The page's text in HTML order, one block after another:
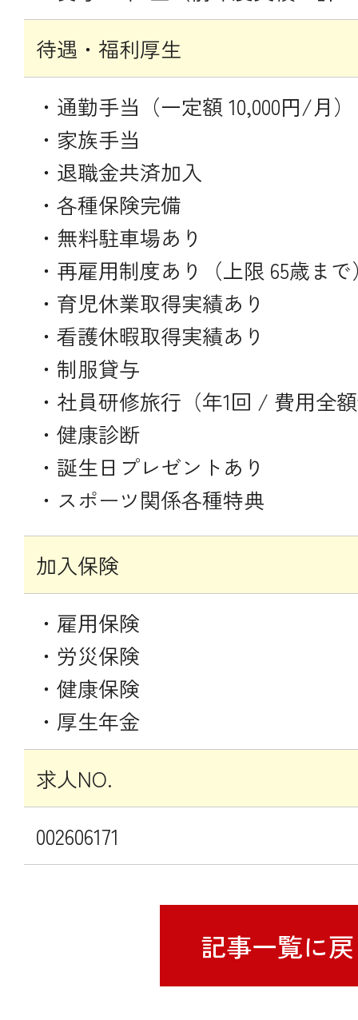
待遇・福利厚生
・通勤手当（一定額 10,000円/月）
・家族手当
・退職金共済加入
・各種保険完備
・無料駐車場あり
・再雇用制度あり（上限 65歳まで
・育児休業取得実績あり
・看護休暇取得実績あり
・制服貸与
・社員研修旅行（年1回 / 費用全
・健康診断
・誕生日プレゼントあり
・スポーツ関係各種特典
加入保険
・雇用保険
・労災保険
・健康保険
・厚生年金
求人NO.
002606171
記事一覧に